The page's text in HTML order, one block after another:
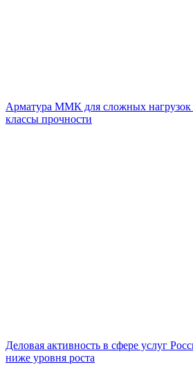
Арматура ММК для сложных нагрузок
классы прочности
Деловая активность в сфере услуг
ниже уровня роста